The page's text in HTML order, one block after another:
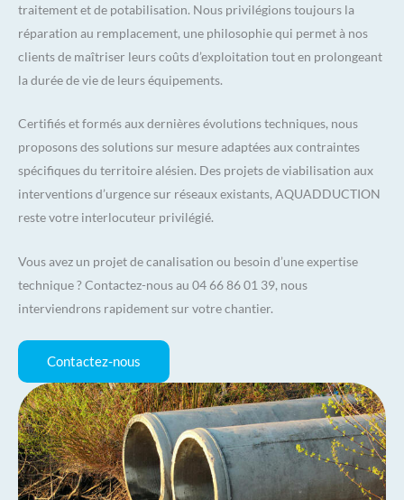
traitement et de potabilisation. Nous privilégions toujours la
réparation au remplacement, une philosophie qui permet à nos
clients de maîtriser leurs coûts d’exploitation tout en prolongeant
la durée de vie de leurs équipements.
Certifiés et formés aux dernières évolutions techniques, nous
proposons des solutions sur mesure adaptées aux contraintes
spécifiques du territoire alésien. Des projets de viabilisation aux
interventions d’urgence sur réseaux existants, AQUADDUCTION
reste votre interlocuteur privilégié.
Vous avez un projet de canalisation ou besoin d’une expertise
technique ? Contactez-nous au 04 66 86 01 39, nous
interviendrons rapidement sur votre chantier.
Contactez-nous